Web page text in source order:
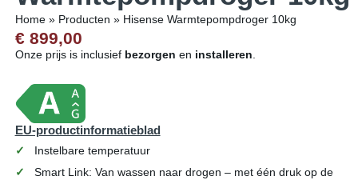
Home» Producten » Hisense Warmtepompdroger 10kg
€ 899,00
Onze prijs is inclusief bezorgen en installeren.
EU-productinformatieblad
Instelbare temperatuur
Smart Link: Van wassen naar drogen – met één druk op de